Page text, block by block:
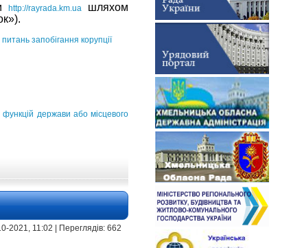
http://rayrada.km.ua
шляхом
запобігання корупції
функцій держави або місцевого
2021, 11:02 | Переглядів: 662